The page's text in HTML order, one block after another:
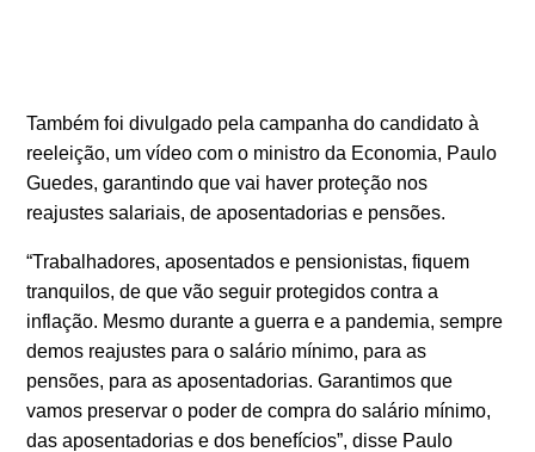
Também foi divulgado pela campanha do candidato à
reeleição, um vídeo com o ministro da Economia, Paulo
Guedes, garantindo que vai haver proteção nos
reajustes salariais, de aposentadorias e pensões.
“Trabalhadores, aposentados e pensionistas, fiquem
tranquilos, de que vão seguir protegidos contra a
inflação. Mesmo durante a guerra e a pandemia, sempre
demos reajustes para o salário mínimo, para as
pensões, para as aposentadorias. Garantimos que
vamos preservar o poder de compra do salário mínimo,
das aposentadorias e dos benefícios”, disse Paulo